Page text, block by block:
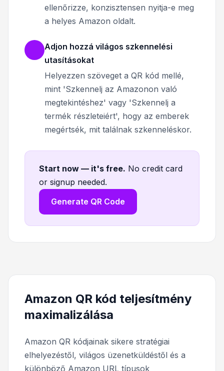
ellenőrizze, konzisztensen nyitja-e meg
a helyes Amazon oldalt.
Adjon hozzá világos szkennelési
utasításokat
Helyezzen szöveget a QR kód mellé,
mint 'Szkennelj az Amazonon való
megtekintéshez' vagy 'Szkennelj a
termék részleteiért', hogy az emberek
megértsék, mit találnak szkenneléskor.
Start now — it's free. No credit card
or signup needed.
Generate QR Code
Amazon QR kód teljesítmény
maximalizálása
Amazon QR kódjainak sikere stratégiai
elhelyezéstől, világos üzenetküldéstől és a
különböző Amazon URL típusok